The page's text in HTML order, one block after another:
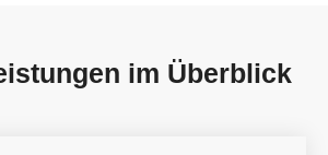
im Überblick